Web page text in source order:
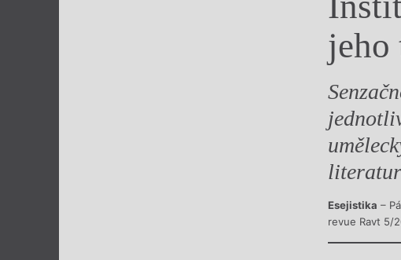
Výroční ceny
jeho
Esejistika –
revue Ravt 5/